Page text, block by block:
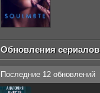
Обновления сериалов
Последние 12 обновлений